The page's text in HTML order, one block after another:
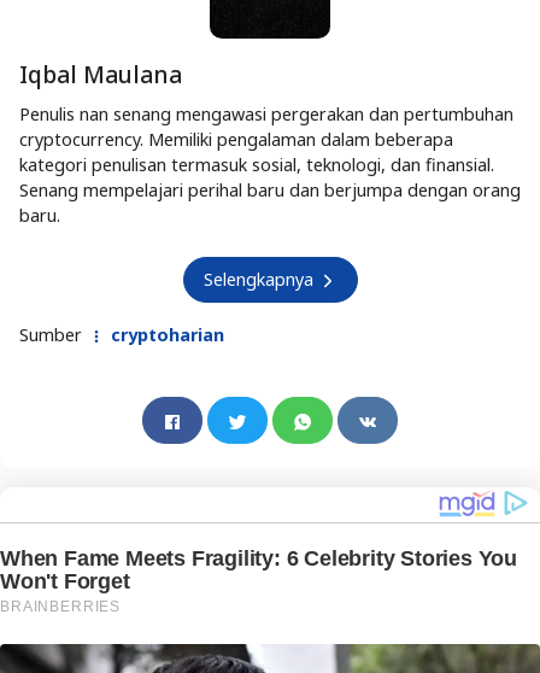
Iqbal Maulana
Penulis nan senang mengawasi pergerakan dan pertumbuhan
cryptocurrency. Memiliki pengalaman dalam beberapa
kategori penulisan termasuk sosial, teknologi, dan finansial.
Senang mempelajari perihal baru dan berjumpa dengan orang
baru.
Selengkapnya
Sumber cryptoharian